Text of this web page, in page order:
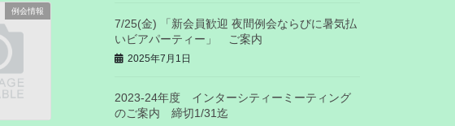
例会情報
7/25(金) 「新会員歓迎 夜間例会ならびに暑気払
いビアパーティー」 ご案内
2025年7月1日
2023-24年度 インターシティーミーティング
のご案内 締切1/31迄